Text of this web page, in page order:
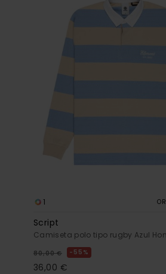
1
Script
Camiseta polo tipo rugby Azul
80,00 € 55%
36,00 €